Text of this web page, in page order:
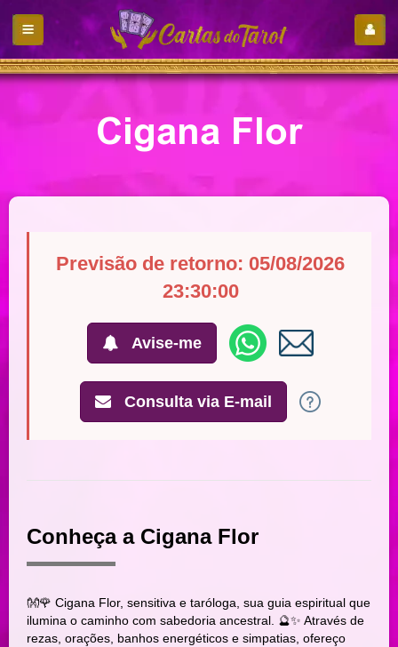
Cigana Flor
Previsão de retorno: 05/08/2026
23:30:00
Avise-me
Consulta via E-mail
Conheça a Cigana Flor
👐🌹 Cigana Flor, sensitiva e taróloga, sua guia espiritual que
ilumina o caminho com sabedoria ancestral. 🔮✨ Através de
rezas, orações, banhos energéticos e simpatias, ofereço